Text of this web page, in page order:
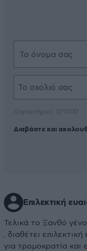
Διαβάστε και
Επιλεκτική
Τελικά το Ξανθό
, διαθέτει
για τρομοκρατία